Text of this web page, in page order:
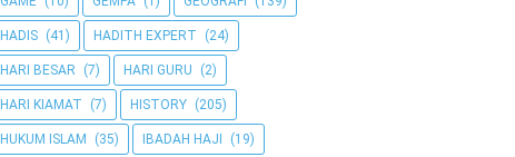
HADIS (41) HADITH EXPERT (24)
HARI BESAR (7) HARI GURU (2)
HARI KIAMAT (7) HISTORY (205)
HUKUM ISLAM (35) IBADAH HAJI (19)